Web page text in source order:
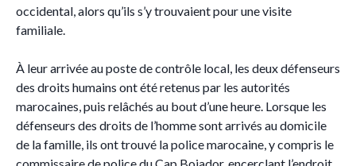
occidental, alors qu’ils s’y trouvaient pour une visite
familiale.
À leur arrivée au poste de contrôle local, les deux défenseurs
des droits humains ont été retenus par les autorités
marocaines, puis relâchés au bout d’une heure. Lorsque les
défenseurs des droits de l’homme sont arrivés au domicile
de la famille, ils ont trouvé la police marocaine, y compris le